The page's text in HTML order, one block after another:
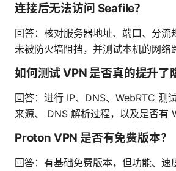
连接后无法访问 Seafile？
回答：核对服务器地址、端口、分流
未被防火墙阻挡，并测试本机的网络
如何测试 VPN 是否真的提升了
回答：进行 IP、DNS、WebRTC 测
来源、 DNS 解析过程，以及是否有
Proton VPN 是否有免费版本？
回答：有基础免费版本，但功能、速